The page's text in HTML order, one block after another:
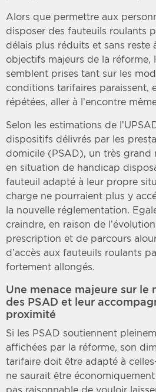
Alors que permettre aux
disposer des fauteuils roulants
délais plus réduits et sans reste
objectifs majeurs de la réforme,
semblent prises tant sur les
conditions tarifaires paraissent,
répétées, aller à l’encontre
Selon les estimations de
dispositifs délivrés par les
domicile (PSAD), un très grand
en situation de handicap
fauteuil adapté à leur propre
charge ne pourraient plus y
la nouvelle réglementation.
craindre, en raison de
prescription et de parcours
d’accès aux fauteuils roulants
fortement allongés.
Une menace majeure sur
des PSAD et leur
proximité
Si les PSAD soutiennent
affichées par la réforme, son
tarifaire doit être adapté à
ne saurait être
pas raisonnable de vouloir